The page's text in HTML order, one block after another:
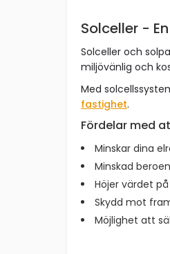
Solceller -
Solceller och
miljövänlig och
Med
fastighet.
Fördelar med
Minskar dina
Minskad
Höjer värdet
Skydd mot
Möjlighet att